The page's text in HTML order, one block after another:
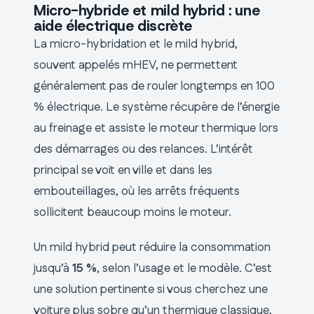
Micro-hybride et mild hybrid : une
aide électrique discrète
La micro-hybridation et le mild hybrid,
souvent appelés mHEV, ne permettent
généralement pas de rouler longtemps en 100
% électrique. Le système récupère de l’énergie
au freinage et assiste le moteur thermique lors
des démarrages ou des relances. L’intérêt
principal se voit en ville et dans les
embouteillages, où les arrêts fréquents
sollicitent beaucoup moins le moteur.
Un mild hybrid peut réduire la consommation
jusqu’à 15 %, selon l’usage et le modèle. C’est
une solution pertinente si vous cherchez une
voiture plus sobre qu’un thermique classique,